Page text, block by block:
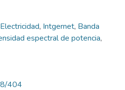
, Intgernet, Banda
espectral de potencia,
404